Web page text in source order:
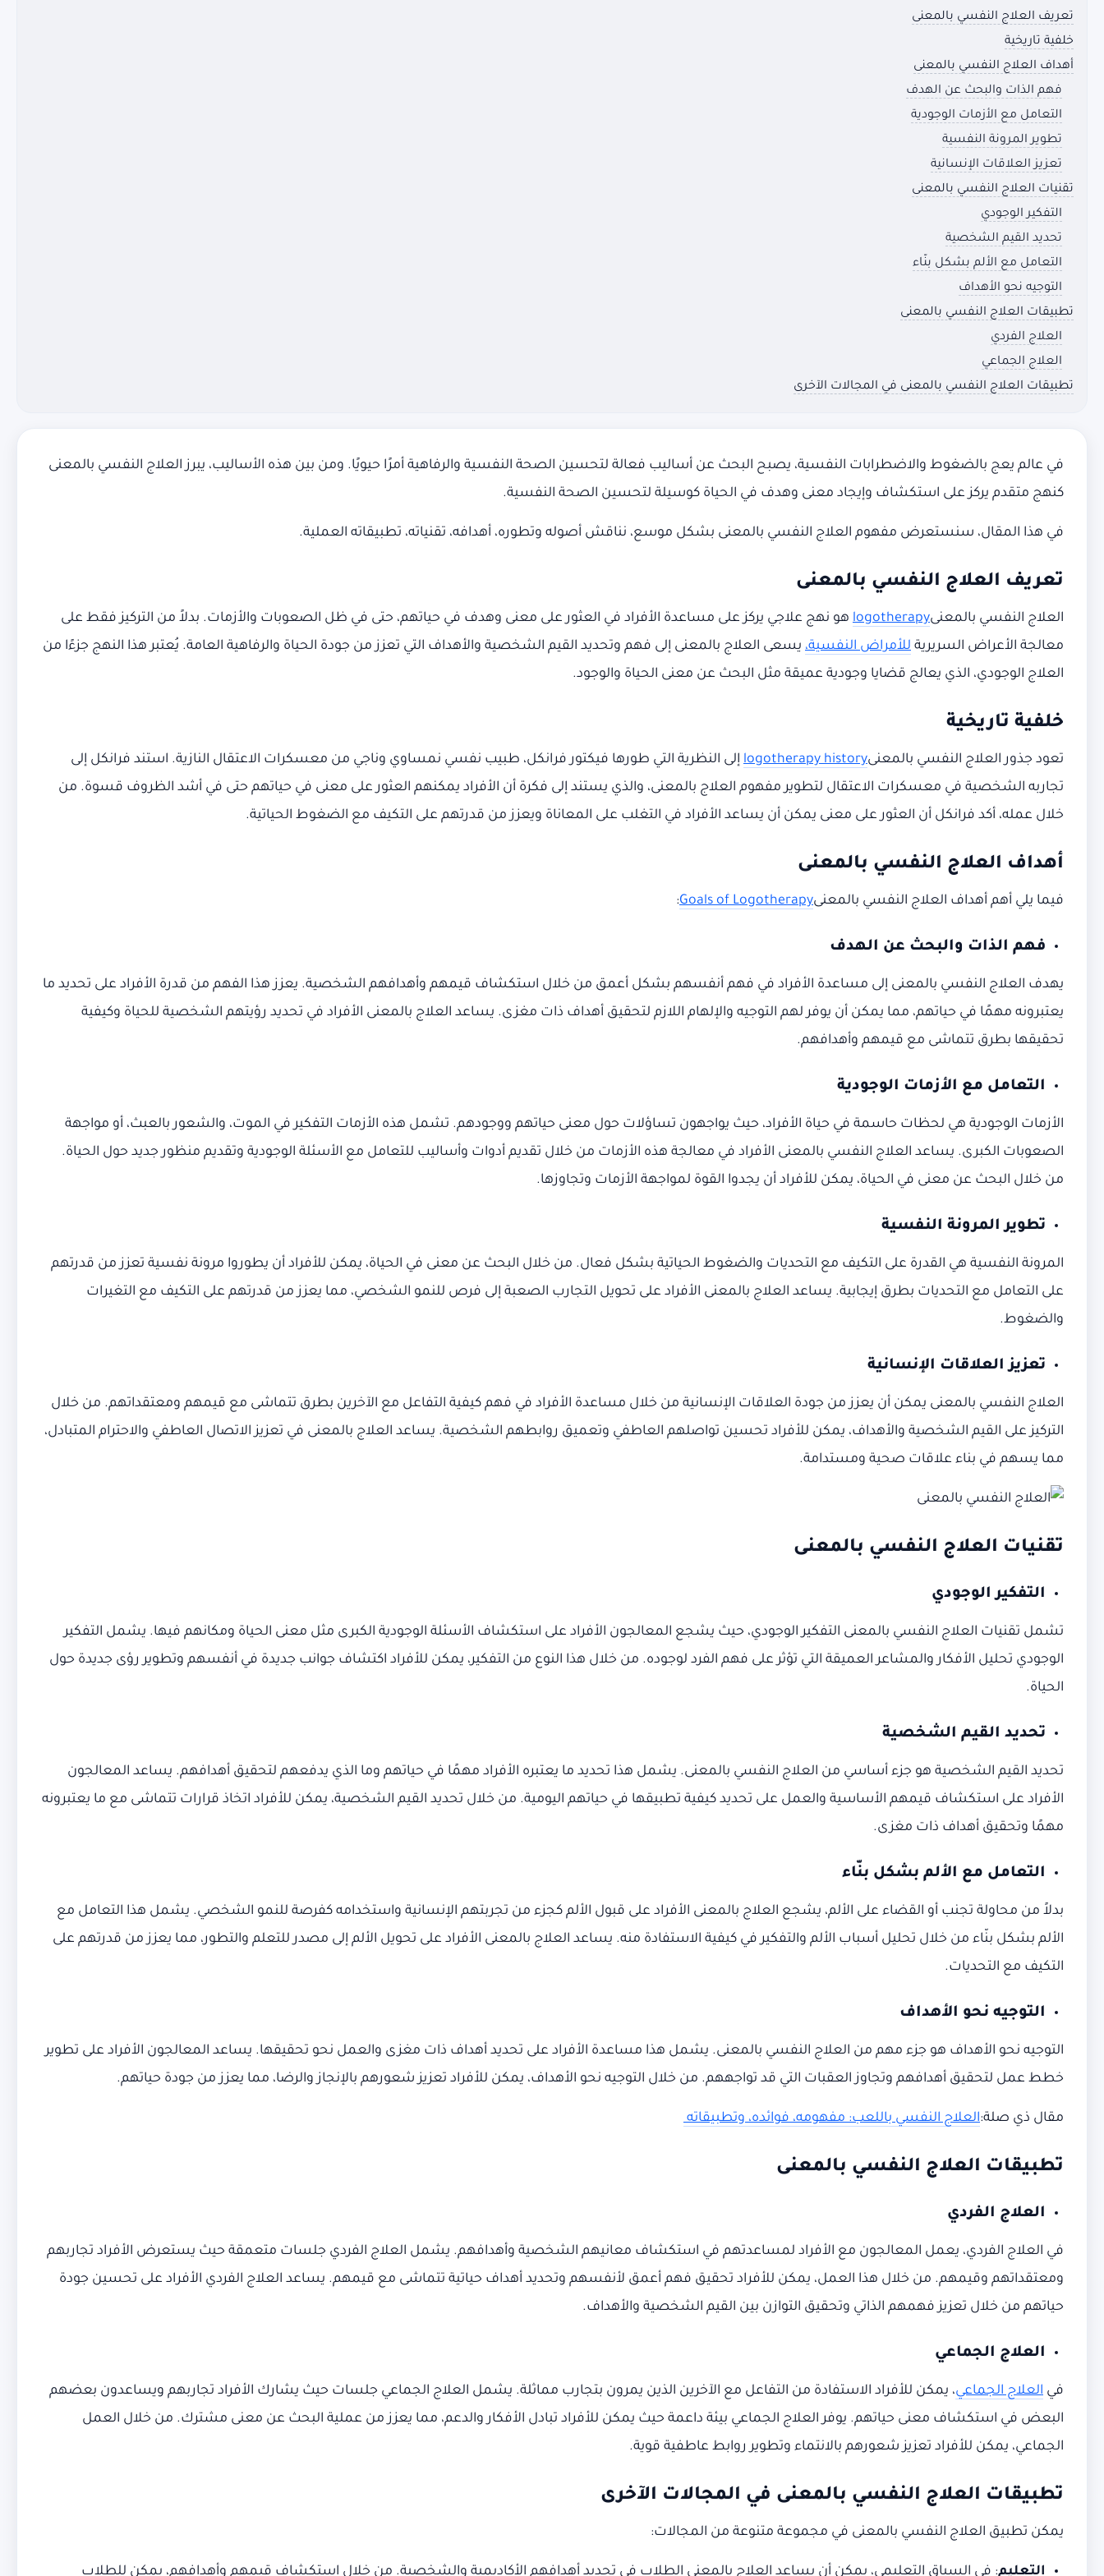
تعريف العلاج النفسي بالمعنى
خلفية تاريخية
أهداف العلاج النفسي بالمعنى
فهم الذات والبحث عن الهدف
التعامل مع الأزمات الوجودية
تطوير المرونة النفسية
تعزيز العلاقات الإنسانية
تقنيات العلاج النفسي بالمعنى
التفكير الوجودي
تحديد القيم الشخصية
التعامل مع الألم بشكل بنّاء
التوجيه نحو الأهداف
تطبيقات العلاج النفسي بالمعنى
العلاج الفردي
العلاج الجماعي
تطبيقات العلاج النفسي بالمعنى في المجالات الآخرى
في عالم يعج بالضغوط والاضطرابات النفسية، يصبح البحث عن أساليب فعالة لتحسين الصحة النفسية والرفاهية أمرًا حيويًا. ومن بين هذه الأساليب، يبرز العلاج النفسي بالمعنى
كنهج متقدم يركز على استكشاف وإيجاد معنى وهدف في الحياة كوسيلة لتحسين الصحة النفسية.
في هذا المقال، سنستعرض مفهوم العلاج النفسي بالمعنى بشكل موسع، نناقش أصوله وتطوره، أهدافه، تقنياته، تطبيقاته العملية.
تعريف العلاج النفسي بالمعنى
العلاج النفسي بالمعنىlogotherapy هو نهج علاجي يركز على مساعدة الأفراد في العثور على معنى وهدف في حياتهم، حتى في ظل الصعوبات والأزمات. بدلاً من التركيز فقط على
معالجة الأعراض السريرية للأمراض النفسية، يسعى العلاج بالمعنى إلى فهم وتحديد القيم الشخصية والأهداف التي تعزز من جودة الحياة والرفاهية العامة. يُعتبر هذا النهج جزءًا من
العلاج الوجودي، الذي يعالج قضايا وجودية عميقة مثل البحث عن معنى الحياة والوجود.
خلفية تاريخية
تعود جذور العلاج النفسي بالمعنىlogotherapy history إلى النظرية التي طورها فيكتور فرانكل، طبيب نفسي نمساوي وناجي من معسكرات الاعتقال النازية. استند فرانكل إلى
تجاربه الشخصية في معسكرات الاعتقال لتطوير مفهوم العلاج بالمعنى، والذي يستند إلى فكرة أن الأفراد يمكنهم العثور على معنى في حياتهم حتى في أشد الظروف قسوة. من
خلال عمله، أكد فرانكل أن العثور على معنى يمكن أن يساعد الأفراد في التغلب على المعاناة ويعزز من قدرتهم على التكيف مع الضغوط الحياتية.
أهداف العلاج النفسي بالمعنى
فيما يلي أهم أهداف العلاج النفسي بالمعنىGoals of Logotherapy
:
فهم الذات والبحث عن الهدف
يهدف العلاج النفسي بالمعنى إلى مساعدة الأفراد في فهم أنفسهم بشكل أعمق من خلال استكشاف قيمهم وأهدافهم الشخصية. يعزز هذا الفهم من قدرة الأفراد على تحديد ما
يعتبرونه مهمًا في حياتهم، مما يمكن أن يوفر لهم التوجيه والإلهام اللازم لتحقيق أهداف ذات مغزى. يساعد العلاج بالمعنى الأفراد في تحديد رؤيتهم الشخصية للحياة وكيفية
تحقيقها بطرق تتماشى مع قيمهم وأهدافهم.
التعامل مع الأزمات الوجودية
الأزمات الوجودية هي لحظات حاسمة في حياة الأفراد، حيث يواجهون تساؤلات حول معنى حياتهم ووجودهم. تشمل هذه الأزمات التفكير في الموت، والشعور بالعبث، أو مواجهة
الصعوبات الكبرى. يساعد العلاج النفسي بالمعنى الأفراد في معالجة هذه الأزمات من خلال تقديم أدوات وأساليب للتعامل مع الأسئلة الوجودية وتقديم منظور جديد حول الحياة.
من خلال البحث عن معنى في الحياة، يمكن للأفراد أن يجدوا القوة لمواجهة الأزمات وتجاوزها.
تطوير المرونة النفسية
المرونة النفسية هي القدرة على التكيف مع التحديات والضغوط الحياتية بشكل فعال. من خلال البحث عن معنى في الحياة، يمكن للأفراد أن يطوروا مرونة نفسية تعزز من قدرتهم
على التعامل مع التحديات بطرق إيجابية. يساعد العلاج بالمعنى الأفراد على تحويل التجارب الصعبة إلى فرص للنمو الشخصي، مما يعزز من قدرتهم على التكيف مع التغيرات
والضغوط.
تعزيز العلاقات الإنسانية
العلاج النفسي بالمعنى يمكن أن يعزز من جودة العلاقات الإنسانية من خلال مساعدة الأفراد في فهم كيفية التفاعل مع الآخرين بطرق تتماشى مع قيمهم ومعتقداتهم. من خلال
التركيز على القيم الشخصية والأهداف، يمكن للأفراد تحسين تواصلهم العاطفي وتعميق روابطهم الشخصية. يساعد العلاج بالمعنى في تعزيز الاتصال العاطفي والاحترام المتبادل،
مما يسهم في بناء علاقات صحية ومستدامة.
تقنيات العلاج النفسي بالمعنى
التفكير الوجودي
تشمل تقنيات العلاج النفسي بالمعنى التفكير الوجودي، حيث يشجع المعالجون الأفراد على استكشاف الأسئلة الوجودية الكبرى مثل معنى الحياة ومكانهم فيها. يشمل التفكير
الوجودي تحليل الأفكار والمشاعر العميقة التي تؤثر على فهم الفرد لوجوده. من خلال هذا النوع من التفكير، يمكن للأفراد اكتشاف جوانب جديدة في أنفسهم وتطوير رؤى جديدة حول
الحياة.
تحديد القيم الشخصية
تحديد القيم الشخصية هو جزء أساسي من العلاج النفسي بالمعنى. يشمل هذا تحديد ما يعتبره الأفراد مهمًا في حياتهم وما الذي يدفعهم لتحقيق أهدافهم. يساعد المعالجون
الأفراد على استكشاف قيمهم الأساسية والعمل على تحديد كيفية تطبيقها في حياتهم اليومية. من خلال تحديد القيم الشخصية، يمكن للأفراد اتخاذ قرارات تتماشى مع ما يعتبرونه
مهمًا وتحقيق أهداف ذات مغزى.
التعامل مع الألم بشكل بنّاء
بدلاً من محاولة تجنب أو القضاء على الألم، يشجع العلاج بالمعنى الأفراد على قبول الألم كجزء من تجربتهم الإنسانية واستخدامه كفرصة للنمو الشخصي. يشمل هذا التعامل مع
الألم بشكل بنّاء من خلال تحليل أسباب الألم والتفكير في كيفية الاستفادة منه. يساعد العلاج بالمعنى الأفراد على تحويل الألم إلى مصدر للتعلم والتطور، مما يعزز من قدرتهم على
التكيف مع التحديات.
التوجيه نحو الأهداف
التوجيه نحو الأهداف هو جزء مهم من العلاج النفسي بالمعنى. يشمل هذا مساعدة الأفراد على تحديد أهداف ذات مغزى والعمل نحو تحقيقها. يساعد المعالجون الأفراد على تطوير
خطط عمل لتحقيق أهدافهم وتجاوز العقبات التي قد تواجههم. من خلال التوجيه نحو الأهداف، يمكن للأفراد تعزيز شعورهم بالإنجاز والرضا، مما يعزز من جودة حياتهم.
مقال ذي صلة:العلاج النفسي باللعب: مفهومه، فوائده، وتطبيقاته
تطبيقات العلاج النفسي بالمعنى
العلاج الفردي
في العلاج الفردي، يعمل المعالجون مع الأفراد لمساعدتهم في استكشاف معانيهم الشخصية وأهدافهم. يشمل العلاج الفردي جلسات متعمقة حيث يستعرض الأفراد تجاربهم
ومعتقداتهم وقيمهم. من خلال هذا العمل، يمكن للأفراد تحقيق فهم أعمق لأنفسهم وتحديد أهداف حياتية تتماشى مع قيمهم. يساعد العلاج الفردي الأفراد على تحسين جودة
حياتهم من خلال تعزيز فهمهم الذاتي وتحقيق التوازن بين القيم الشخصية والأهداف.
العلاج الجماعي
في العلاج الجماعي، يمكن للأفراد الاستفادة من التفاعل مع الآخرين الذين يمرون بتجارب مماثلة. يشمل العلاج الجماعي جلسات حيث يشارك الأفراد تجاربهم ويساعدون بعضهم
البعض في استكشاف معنى حياتهم. يوفر العلاج الجماعي بيئة داعمة حيث يمكن للأفراد تبادل الأفكار والدعم، مما يعزز من عملية البحث عن معنى مشترك. من خلال العمل
الجماعي، يمكن للأفراد تعزيز شعورهم بالانتماء وتطوير روابط عاطفية قوية.
تطبيقات العلاج النفسي بالمعنى في المجالات الآخرى
يمكن تطبيق العلاج النفسي بالمعنى في مجموعة متنوعة من المجالات:
التعليم: في السياق التعليمي، يمكن أن يساعد العلاج بالمعنى الطلاب في تحديد أهدافهم الأكاديمية والشخصية. من خلال استكشاف قيمهم وأهدافهم، يمكن للطلاب